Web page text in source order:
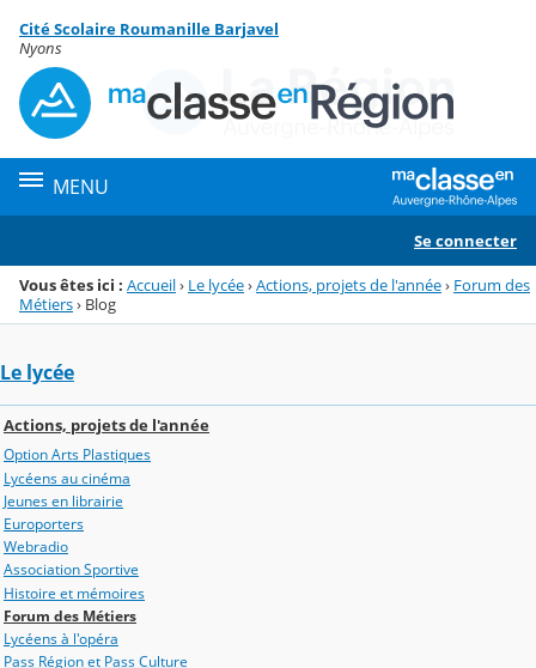
Menu de la rubrique
Contenu
Cité Scolaire Roumanille Barjavel
Nyons
MENU
Se connecter
Vous êtes ici : Accueil› Le lycée›Actions, projets de l'année› Forum des
Métiers› Blog
Le lycée
Actions, projets de l'année
Option Arts Plastiques
Lycéens au cinéma
Jeunes en librairie
Europorters
Webradio
Association Sportive
Histoire et mémoires
Forum des Métiers
Lycéens à l'opéra
Pass Région et Pass Culture